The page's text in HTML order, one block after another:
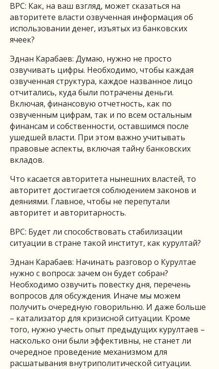
ВРС: Как, на ваш взгляд, может сказаться на
авторитете власти озвученная информация об
использовании денег, изъятых из банковских
ячеек?
Эднан Карабаев: Думаю, нужно не просто
озвучивать цифры. Необходимо, чтобы каждая
озвученная структура, каждое названное лицо
отчитались, куда были потрачены деньги.
Включая, финансовую отчетность, как по
озвученным цифрам, так и по всем остальным
финансам и собственности, оставшимся после
ушедшей власти. При этом важно учитывать
правовые аспекты, включая тайну банковских
вкладов.
Что касается авторитета нынешних властей, то
авторитет достигается соблюдением законов и
деяниями. Главное, чтобы не перепутали
авторитет и авторитарность.
ВРС: Будет ли способствовать стабилизации
ситуации в стране такой институт, как курултай?
Эднан Карабаев: Начинать разговор о Курултае
нужно с вопроса: зачем он будет собран?
Необходимо озвучить повестку дня, перечень
вопросов для обсуждения. Иначе мы можем
получить очередную говорильню. И даже больше
– катализатор для кризисной ситуации. Кроме
того, нужно учесть опыт предыдущих курултаев –
насколько они были эффективны, не станет ли
очередное проведение механизмом для
расшатывания внутриполитической ситуации.